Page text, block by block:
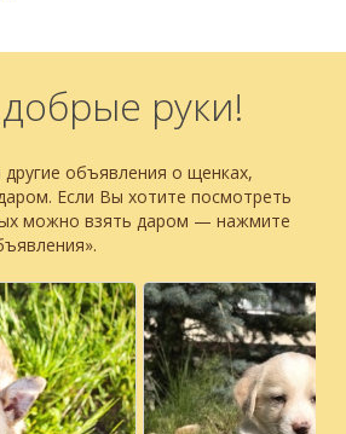
руки!
объявления о щенках,
Если Вы хотите посмотреть
можно взять даром — нажмите